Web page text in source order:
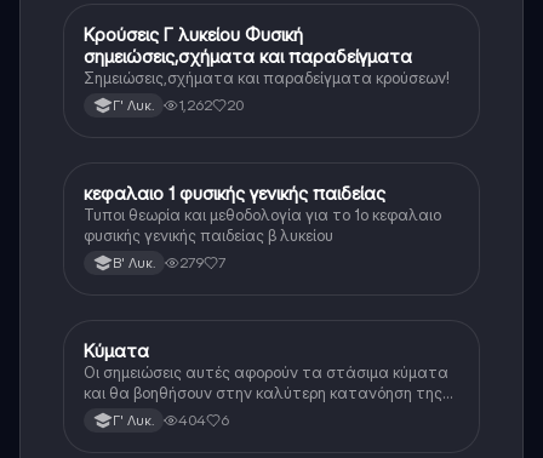
Φυσική (Θετ.)
Κρούσεις Γ λυκείου Φυσική
σημειώσεις,σχήματα και παραδείγματα
Σημειώσεις,σχήματα και παραδείγματα κρούσεων!
Γ' Λυκ. 1,262 20
Φυσική
κεφαλαιο 1 φυσικής γενικής παιδείας
Τυποι θεωρία και μεθοδολογία για το 1ο κεφαλαιο
φυσικής γενικής παιδείας β λυκείου
Β' Λυκ. 279 7
Φυσική (Θετ.)
Κύματα
Οι σημειώσεις αυτές αφορούν τα στάσιμα κύματα
και θα βοηθήσουν στην καλύτερη κατανόηση της
θεωρίας 🌊
Γ' Λυκ. 404 6